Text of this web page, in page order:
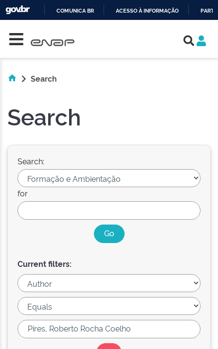
COMUNICA BR ACESSO À INFORMAÇÃO
Search
Search
Search:
for
Current filters: